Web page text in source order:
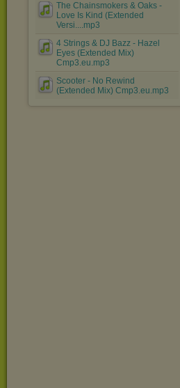
The Chainsmokers & Oaks -
Love Is Kind (Extended
Versi....mp3
4 Strings & DJ Bazz - Hazel
Eyes (Extended Mix)
Cmp3.eu.mp3
Scooter - No Rewind
(Extended Mix) Cmp3.eu.mp3